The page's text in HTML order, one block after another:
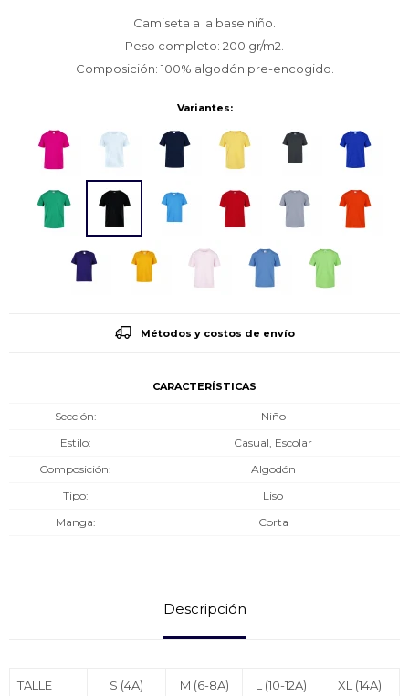
Camiseta a la base niño.
Peso completo: 200 gr/m2.
Composición: 100% algodón pre-encogido.
Variantes:
Métodos y costos de envío
CARACTERÍSTICAS
Sección
Niño
Estilo
Casual, Escolar
Composición
Algodón
Tipo
Liso
Manga
Corta
Descripción
TALLE S (4A) M (6-8A) L (10-12A) XL (14A)